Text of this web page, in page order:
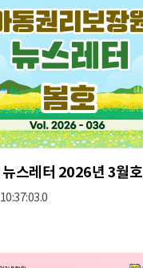
스레터 2026년 3월호​